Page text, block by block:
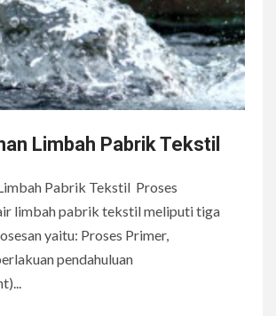
Limbah Pabrik Tekstil
Pabrik Tekstil Proses
limbah pabrik tekstil meliputi tiga
yaitu: Proses Primer,
pendahuluan